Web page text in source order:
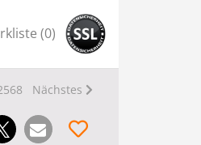
(0)
Nächstes